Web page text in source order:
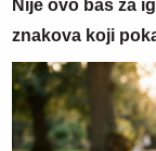
Nije ovo baš za
znakova koji